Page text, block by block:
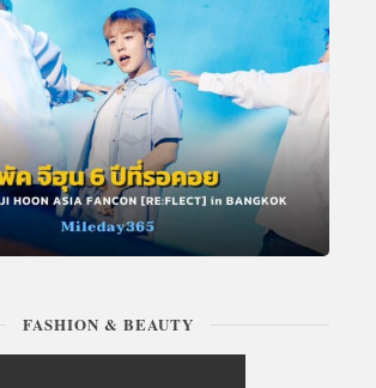
FASHION & BEAUTY